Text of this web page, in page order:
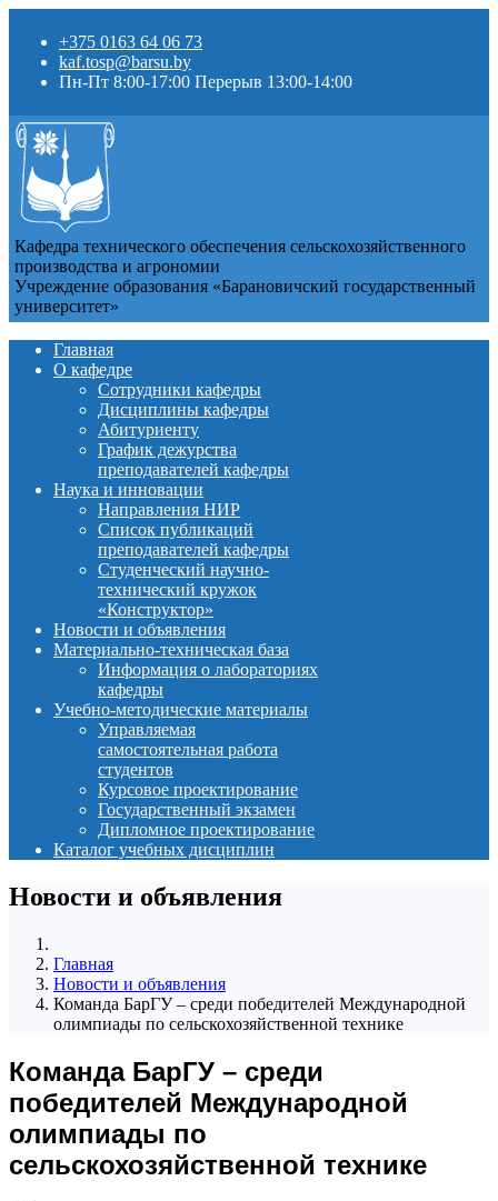
+375 0163 64 06 73
kaf.tosp@barsu.by
Пн-Пт 8:00-17:00 Перерыв 13:00-14:00
Кафедра технического обеспечения сельскохозяйственного
производства и агрономии
Учреждение образования «Барановичский государственный
университет»
Главная
О кафедре
Сотрудники кафедры
Дисциплины кафедры
Абитуриенту
График дежурства
преподавателей кафедры
Наука и инновации
Направления НИР
Список публикаций
преподавателей кафедры
Студенческий научно-
технический кружок
«Конструктор»
Новости и объявления
Материально-техническая база
Информация о лабораториях
кафедры
Учебно-методические материалы
Управляемая
самостоятельная работа
студентов
Курсовое проектирование
Государственный экзамен
Дипломное проектирование
Каталог учебных дисциплин
Новости и объявления
Главная
Новости и объявления
Команда БарГУ – среди победителей Международной
олимпиады по сельскохозяйственной технике
Команда БарГУ – среди
победителей Международной
олимпиады по
сельскохозяйственной технике